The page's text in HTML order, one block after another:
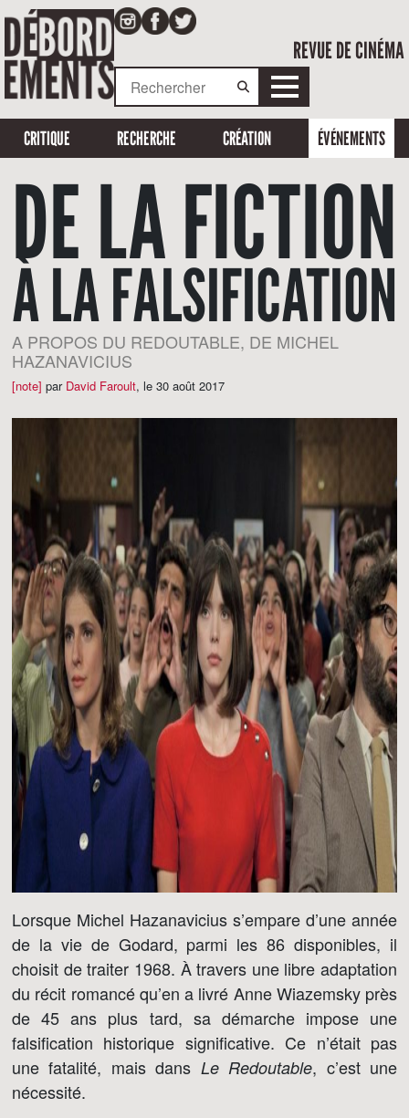
REVUE DE CINÉMA
CRITIQUE RECHERCHE CRÉATION ÉVÉNEMENTS
DE LA FICTION
À LA FALSIFICATION
A PROPOS DU REDOUTABLE, DE MICHEL
HAZANAVICIUS
[note] par David Faroult, le 30 août 2017
Lorsque Michel Hazanavicius s’empare d’une année
de la vie de Godard, parmi les 86 disponibles, il
choisit de traiter 1968. À travers une libre adaptation
du récit romancé qu’en a livré Anne Wiazemsky près
de 45 ans plus tard, sa démarche impose une
falsification historique significative. Ce n’était pas
une fatalité, mais dans Le Redoutable, c’est une
nécessité.